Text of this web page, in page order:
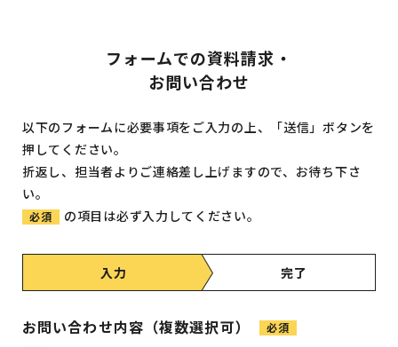
フォームでの資料請求・
お問い合わせ
以下のフォームに必要事項をご入力の上、「送信」ボタンを
押してください。
折返し、担当者よりご連絡差し上げますので、お待ち下さ
い。
必須 の項目は必ず入力してください。
入力 完了
お問い合わせ内容（複数選択可） 必須